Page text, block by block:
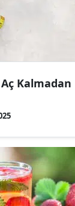
Kalmadan